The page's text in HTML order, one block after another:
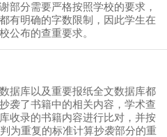
部分需要严格按照学校的要求，
有明确的字数限制，因此学生在
公布的查重要求。
据库以及重要报纸全文数据库都
袭了书籍中的相关内容，学术查
收录的书籍内容进行比对，并按
为重复的标准计算抄袭部分的重